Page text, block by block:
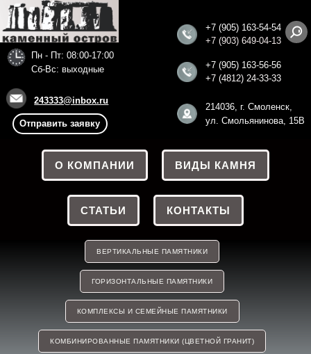
214036, г. Смоленск,
ул. Смольянинова, 15В
Пн - Пт: 08:00-17:00
Сб-Вс: выходные
+7 (905) 163-54-54
+7 (903) 649-04-13
243333@inbox.ru
Отправить заявку
+7 (905) 163-56-56
+7 (4812) 24-33-33
О КОМПАНИИ ВИДЫ КАМНЯ
СТАТЬИ КОНТАКТЫ
ВЕРТИКАЛЬНЫЕ ПАМЯТНИКИ
ГОРИЗОНТАЛЬНЫЕ ПАМЯТНИКИ
КОМПЛЕКСЫ И СЕМЕЙНЫЕ ПАМЯТНИКИ
КОМБИНИРОВАННЫЕ ПАМЯТНИКИ (ЦВЕТНОЙ ГРАНИТ)